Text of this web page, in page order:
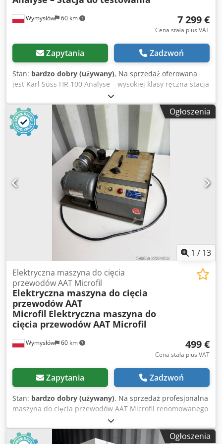
Wymysłów 60 km 7 299 €
Cena stała plus VAT
Zapytania Zadzwoń
Stan: bardzo dobry (używany), Na sprzedaż oferowana
jest Karl Süss HR 100 Analyse – wysokiej klasy ręczna stacja
pomiarowo-testowa przeznaczona do analizy i
kontaktowania wafli półprzewodnikowych oraz elementów
mikroelektronicznych. Urządzenie znajduje zastosowanie w
laboratoriach, działach badawczo-rozwojowych oraz
podczas prac naukowych. Stacja wyposażona jest w
precyzyjny stolik pomiarowy z dokładną regulacją, uchwyt
próbek z funkcją podciśnienia oraz mechaniczny
mechanizm podnoszenia. Dodatkowo posiada przyłącza
sprężonego powietrza i próżni, co umożliwia stabilne
mocowanie badanych elementów podczas pomiarów. Dane
techniczne Producent: Karl Süss Model: HR 100 Analyse
Typ urządzenia: ręczna stacja do testowania (Wafer Probe
Station) Zastosowanie: analiza i testowanie wafli
półprzewodnikowych oraz elementów mikroelektronicznych
Funkcja podciśnienia do mocowania próbek Precyzyjny
stolik pomiarowy Przyłącza sprężonego powietrza i próżni
Stan: używany, zgodny ze zdjęciami. Crjdpozl H Aysfx Am
Tef
Ogłoszenia
1 / 13
Wymysłów 60 km
Elektryczna maszyna do cięcia
przewodów AAT Microfil
Elektryczna maszyna do cięcia
przewodów AAT
Microfil Elektryczna maszyna do
cięcia przewodów AAT Microfil
499 €
Cena stała plus VAT
Zapytania Zadzwoń
Stan: bardzo dobry (używany), Na sprzedaż profesjonalna
maszyna do cięcia przewodów AAT Microfil renomowanego
niemieckiego producenta Aston Abisolier Technik GmbH,
Nürnberg. Urządzenie przeznaczone jest do precyzyjnego
cięcia przewodów i kabli na zadaną długość. DziękiOgłoszenia